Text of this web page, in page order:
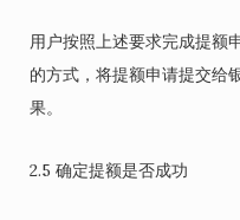
用户按照上述要求完成提额
的方式，将提额申请提交给
果。
2.5 确定提额是否成功